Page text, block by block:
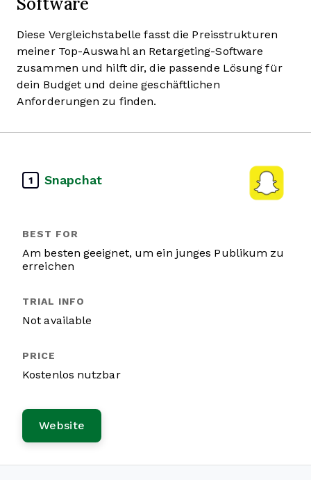
Diese Vergleichstabelle fasst die Preisstrukturen
meiner Top-Auswahl an Retargeting-Software
zusammen und hilft dir, die passende Lösung für
dein Budget und deine geschäftlichen
Anforderungen zu finden.
1 Snapchat
Am besten geeignet, um ein junges Publikum zu
erreichen
Not available
Kostenlos nutzbar
Website